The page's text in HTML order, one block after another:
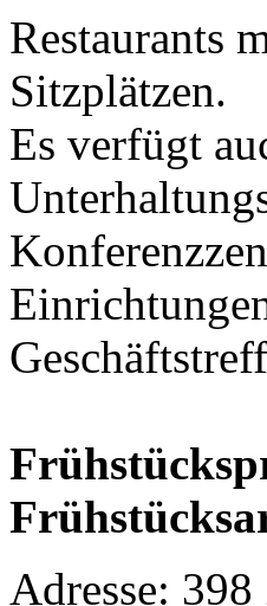
Restaurants
Sitzplätzen.
Es verfügt
Adresse: